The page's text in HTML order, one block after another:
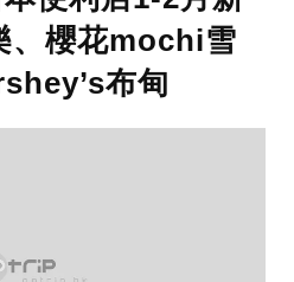
、櫻花mochi雪
布甸